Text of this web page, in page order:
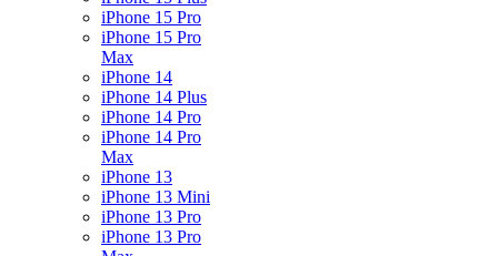
iPhone 15 Pro
iPhone 15 Pro
Max
iPhone 14
iPhone 14 Plus
iPhone 14 Pro
iPhone 14 Pro
Max
iPhone 13
iPhone 13 Mini
iPhone 13 Pro
iPhone 13 Pro